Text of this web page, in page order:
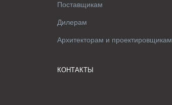
Поставщикам
Дилерам
Архитекторам и проектировщикам
КОНТАКТЫ